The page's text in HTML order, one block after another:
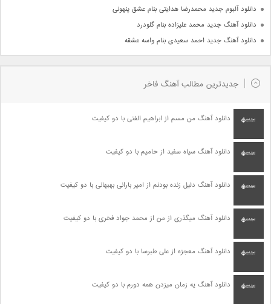
دانلود آلبوم جدید محمدرضا هدایتی بنام عشق پنهونی
دانلود آهنگ جدید محمد علیزاده بنام گلودرد
دانلود آهنگ جدید احمد سعیدی بنام واسه عشقه
جدیدترین مطالب آهنگ فاخر
دانلود آهنگ من مسم از ابراهیم الفتی با دو کیفیت
دانلود آهنگ سیاه سفید از حامیم با دو کیفیت
دانلود آهنگ دلیل زنده بودنم از امیر بارانی بهبهانی با دو کیفیت
دانلود آهنگ میگذری از من از محمد جواد فخری با دو کیفیت
دانلود آهنگ معجزه از علی طبرسا با دو کیفیت
دانلود آهنگ یه زمان میزدن همه دورم با دو کیفیت